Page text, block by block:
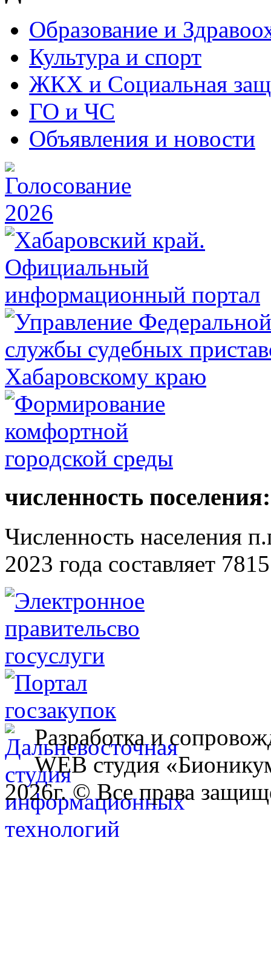
Образование и
Культура и спорт
ЖКХ и Социальная
ГО и ЧС
Объявления и новости
численность поселения:
Численность населения
2023 года составляет
Разработка и
WEB студия
2026г. © Все права